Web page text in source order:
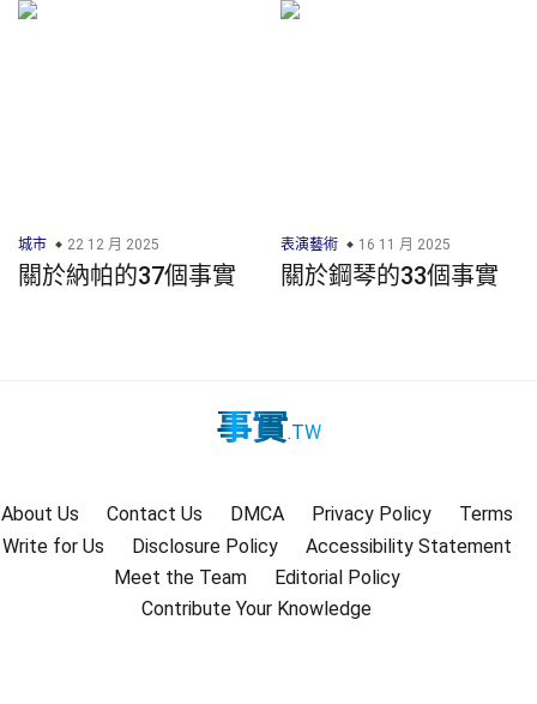
城市 22 12 月 2025
關於納帕的37個事實
表演藝術 16 11 月 2025
關於鋼琴的33個事實
事實.TW
About Us Contact Us DMCA Privacy Policy
Terms
Write for Us
Disclosure Policy
Accessibility Statement
Meet the Team
Editorial Policy
Contribute Your Knowledge